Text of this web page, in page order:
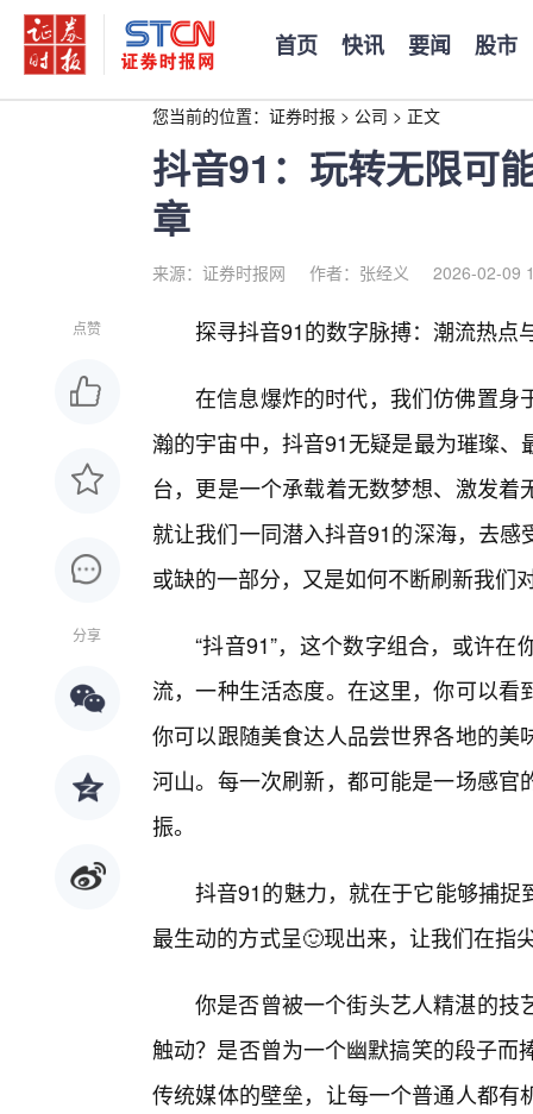
首页 快讯 要闻 股市
您当前的位置： 证券时报 > 公司 > 正文
抖音91：玩转无限可
章
来源：证券时报网 作者：张经义 2026-02-09
点赞
分享
探寻抖音91的数字脉搏：潮流热点
在信息爆炸的时代，我们仿佛置身
瀚的宇宙中，抖音91无疑是最为璀璨
台，更是一个承载着无数梦想、激发
就让我们一同潜入抖音91的深海，去
或缺的一部分，又是如何不断刷新我们
“抖音91”，这个数字组合，或许
流，一种生活态度。在这里，你可以
你可以跟随美食达人品尝世界各地的
河山。每一次刷新，都可能是一场感
振。
抖音91的魅力，就在于它能够捕
最生动的方式呈🙂现出来，让我们在指
你是否曾被一个街头艺人精湛的技
触动？是否曾为一个幽默搞笑的段子
传统媒体的壁垒，让每一个普通人都